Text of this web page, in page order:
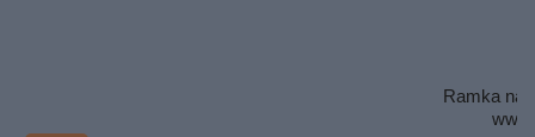
Ramka na